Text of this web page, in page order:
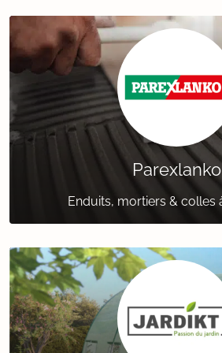
Parexlanko
Enduits, mortiers & colles